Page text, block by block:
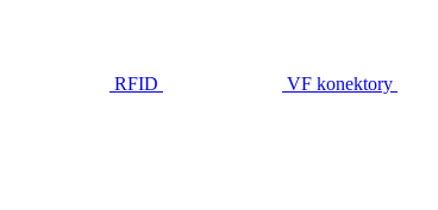
RFID VF konektory